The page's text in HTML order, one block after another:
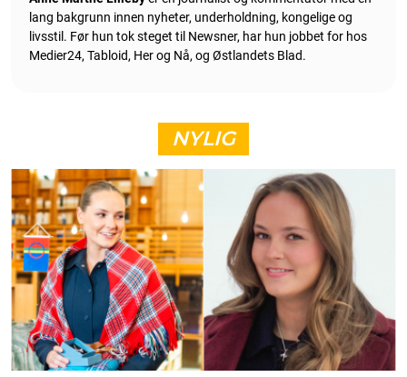
lang bakgrunn innen nyheter, underholdning, kongelige og
livsstil. Før hun tok steget til Newsner, har hun jobbet for hos
Medier24, Tabloid, Her og Nå, og Østlandets Blad.
NYLIG